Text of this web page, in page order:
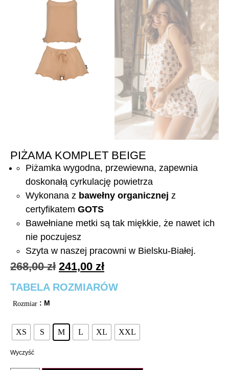
PIŻAMA KOMPLET BEIGE
Piżamka wygodna, przewiewna, zapewnia
doskonałą cyrkulację powietrza
Wykonana z bawełny organicznej z
certyfikatem GOTS
Bawełniane metki są tak miękkie, że nawet ich
nie poczujesz
Szyta w naszej pracowni w Bielsku-Białej.
268,00zł 241,00 zł
TABELA ROZMIARÓW
Rozmiar : M
XS S M L XL XXL
Wyczyść